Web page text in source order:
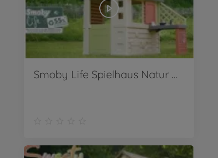
Smoby Life Spielhaus Natur mit Küche